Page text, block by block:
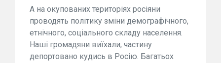
А на окупованих територіях росіяни
проводять політику зміни демографічного,
етнічного, соціального складу населення.
Наші громадяни виїхали, частину
депортовано кудись в Росію. Багатьох